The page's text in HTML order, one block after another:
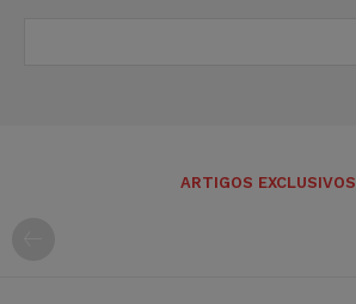
ARTIGOS EXCLUSIVOS